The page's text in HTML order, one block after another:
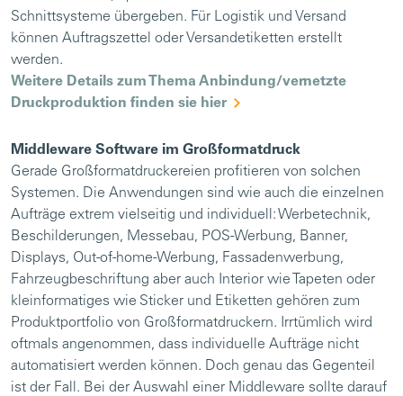
Schnittsysteme übergeben. Für Logistik und Versand
können Auftragszettel oder Versandetiketten erstellt
werden.
Weitere Details zum Thema Anbindung/vernetzte
Druckproduktion finden sie hier
Middleware Software im Großformatdruck
Gerade Großformatdruckereien profitieren von solchen
Systemen. Die Anwendungen sind wie auch die einzelnen
Aufträge extrem vielseitig und individuell: Werbetechnik,
Beschilderungen, Messebau, POS-Werbung, Banner,
Displays, Out-of-home-Werbung, Fassadenwerbung,
Fahrzeugbeschriftung aber auch Interior wie Tapeten oder
kleinformatiges wie Sticker und Etiketten gehören zum
Produktportfolio von Großformatdruckern. Irrtümlich wird
oftmals angenommen, dass individuelle Aufträge nicht
automatisiert werden können. Doch genau das Gegenteil
ist der Fall. Bei der Auswahl einer Middleware sollte darauf